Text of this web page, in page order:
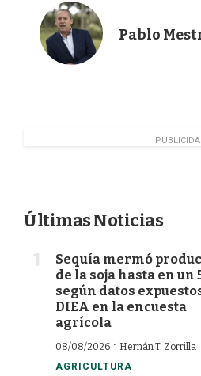
Pablo
Últimas Noticias
Sequía mermó
de la soja hasta en un
según datos
DIEA en la encuesta
agrícola
08/08/2026 · Hernán T. Zorrilla
AGRICULTURA